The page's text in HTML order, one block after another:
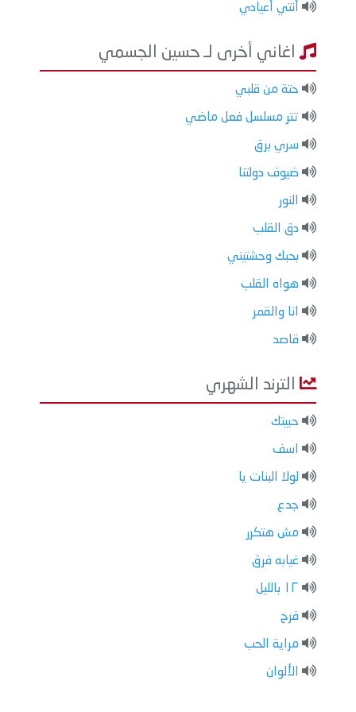
أنتي أعيادي
اغاني أخرى لـ حسين الجسمي
حتة من قلبي
تتر مسلسل فعل ماضي
سري برق
ضيوف دولتنا
النور
دق القلب
بحبك وحشتيني
هواه القلب
انا والقمر
قاصد
الترند الشهري
حبيتك
اسف
لولا البنات يا
جدع
مش هتكرر
غيابه فرق
١٢ بالليل
فرح
مراية الحب
الألوان